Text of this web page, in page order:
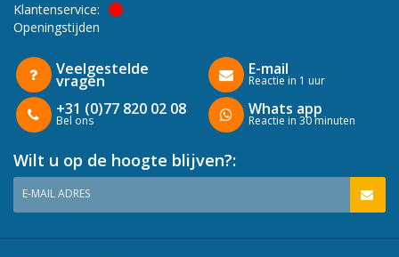
Klantenservice:
Openingstijden
Veelgestelde
vragen
+31 (0)77 820 02 08
Bel ons
E-mail
Reactie in 1 uur
Whats app
Reactie in 30 minuten
Wilt u op de hoogte blijven?:
E-MAIL ADRES